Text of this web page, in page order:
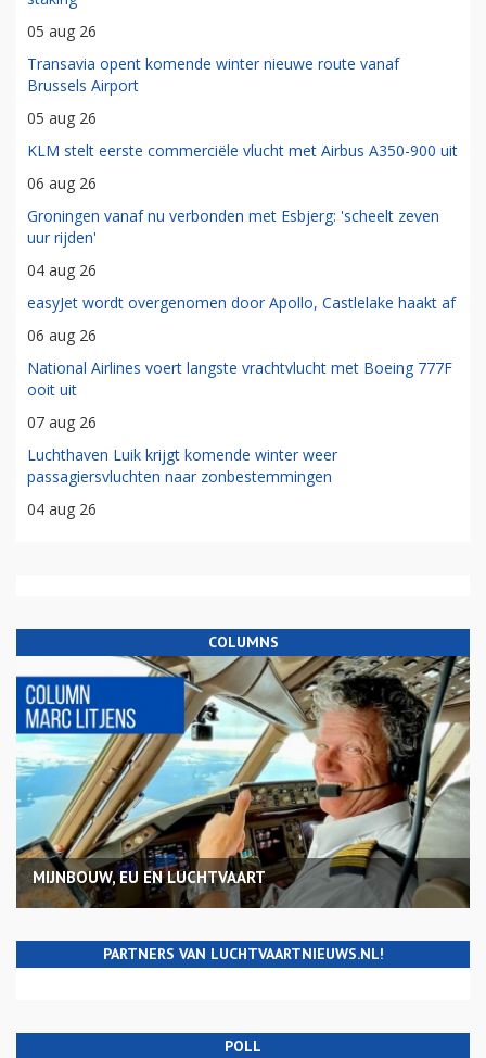
05 aug 26
Transavia opent komende winter nieuwe route vanaf
Brussels Airport
05 aug 26
KLM stelt eerste commerciële vlucht met Airbus A350-900 uit
06 aug 26
Groningen vanaf nu verbonden met Esbjerg: 'scheelt zeven
uur rijden'
04 aug 26
easyJet wordt overgenomen door Apollo, Castlelake haakt af
06 aug 26
National Airlines voert langste vrachtvlucht met Boeing 777F
ooit uit
07 aug 26
Luchthaven Luik krijgt komende winter weer
passagiersvluchten naar zonbestemmingen
04 aug 26
COLUMNS
MIJNBOUW, EU EN LUCHTVAART
PARTNERS VAN LUCHTVAARTNIEUWS.NL!
POLL